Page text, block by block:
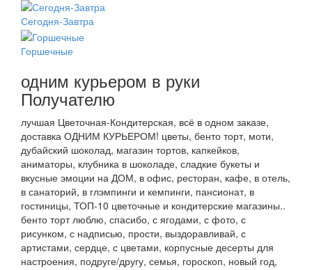
Сегодня-Завтра
Горшечные
одним курьером в руки
Получателю
лучшая Цветочная-Кондитерская, всё в одном заказе,
доставка ОДНИМ КУРЬЕРОМ! цветы, бенто торт, моти,
дубайский шоколад, магазин тортов, капкейков,
аниматоры, клубника в шоколаде, сладкие букеты и
вкусные эмоции на ДОМ, в офис, ресторан, кафе, в отель,
в санаторий, в глэмпинги и кемпинги, пансионат, в
гостиницы, ТОП-10 цветочные и кондитерские магазины..
бенто торт люблю, спасибо, с ягодами, с фото, с
рисунком, с надписью, прости, выздоравливай, с
артистами, сердце, с цветами, корпусные десерты для
настроения, подруге/другу, семья, гороскоп, новый год,